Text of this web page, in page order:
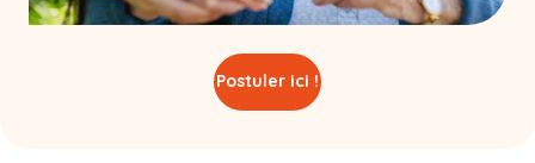
Postuler ici !